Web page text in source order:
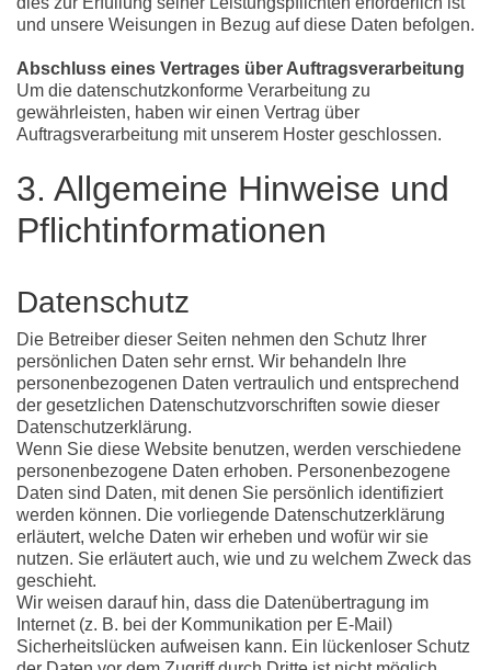
und unsere Weisungen in Bezug auf diese Daten befolgen.
Abschluss eines Vertrages über Auftragsverarbeitung
Um die datenschutzkonforme Verarbeitung zu
gewährleisten, haben wir einen Vertrag über
Auftragsverarbeitung mit unserem Hoster geschlossen.
3. Allgemeine Hinweise und
Pflicht­informationen
Datenschutz
Die Betreiber dieser Seiten nehmen den Schutz Ihrer
persönlichen Daten sehr ernst. Wir behandeln Ihre
personenbezogenen Daten vertraulich und entsprechend
der gesetzlichen Datenschutzvorschriften sowie dieser
Datenschutzerklärung.
Wenn Sie diese Website benutzen, werden verschiedene
personenbezogene Daten erhoben. Personenbezogene
Daten sind Daten, mit denen Sie persönlich identifiziert
werden können. Die vorliegende Datenschutzerklärung
erläutert, welche Daten wir erheben und wofür wir sie
nutzen. Sie erläutert auch, wie und zu welchem Zweck das
geschieht.
Wir weisen darauf hin, dass die Datenübertragung im
Internet (z. B. bei der Kommunikation per E-Mail)
Sicherheitslücken aufweisen kann. Ein lückenloser Schutz